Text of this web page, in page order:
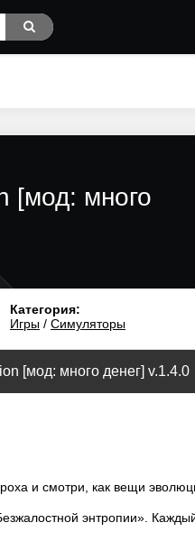
[мод: много
Категория:
Игры / Симуляторы
[мод: много денег] v.1.4.0
и смотри, как вещи
энтропии».